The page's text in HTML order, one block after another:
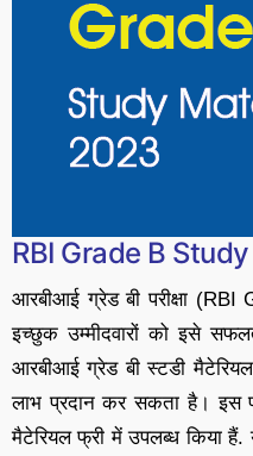
RBI Grade B
आरबीआई ग्रेड बी परीक्षा
इच्छुक उम्मीदवारों को इसे
आरबीआई ग्रेड बी स्टडी
लाभ प्रदान कर सकता है। इस
मैटेरियल फ्री में उपलब्ध किया हैं.